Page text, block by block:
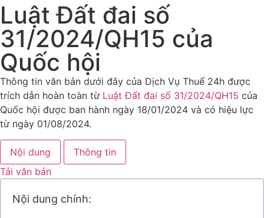
Luật Đất đai số
31/2024/QH15 của
Quốc hội
Thông tin văn bản dưới đây của Dịch Vụ Thuế 24h được
trích dẫn hoàn toàn từ Luật Đất đai số 31/2024/QH15 của
Quốc hội được ban hành ngày 18/01/2024 và có hiệu lực
từ ngày 01/08/2024.
Nội dung
Thông tin
Tải văn bản
Nội dung chính: